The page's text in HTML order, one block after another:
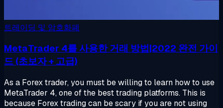
트레이딩 및 암호화폐
MetaTrader 4를 사용한 거래 방법|2022 완전 가이
드 (초보자 + 고급)
As a Forex trader, you must be willing to learn how to use
MetaTrader 4, one of the best trading platforms. This is
because Forex trading can be scary if you are not using